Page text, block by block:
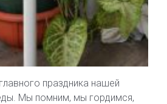
праздника нашей
Мы помним, мы гордимся,